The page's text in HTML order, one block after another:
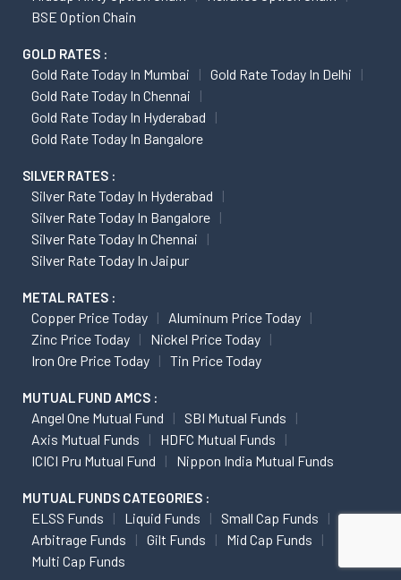
BSE Option Chain
GOLD RATES :
Gold Rate Today In Mumbai
Gold Rate Today In Delhi
Gold Rate Today In Chennai
Gold Rate Today In Hyderabad
Gold Rate Today In Bangalore
SILVER RATES :
Silver Rate Today In Hyderabad
Silver Rate Today In Bangalore
Silver Rate Today In Chennai
Silver Rate Today In Jaipur
METAL RATES :
Copper Price Today
Aluminum Price Today
Zinc Price Today
Nickel Price Today
Iron Ore Price Today
Tin Price Today
MUTUAL FUND AMCS :
Angel One Mutual Fund
SBI Mutual Funds
Axis Mutual Funds
HDFC Mutual Funds
ICICI Pru Mutual Fund
Nippon India Mutual Funds
MUTUAL FUNDS CATEGORIES :
ELSS Funds Liquid Funds
Small Cap Funds
Arbitrage Funds
Gilt Funds
Mid Cap Funds
Multi Cap Funds